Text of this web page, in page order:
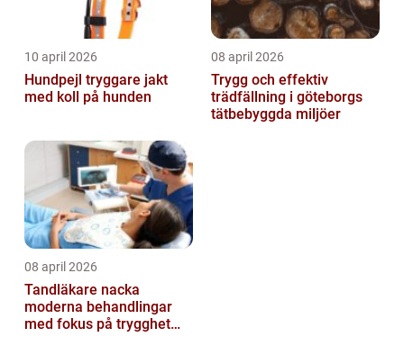
10 april 2026
Hundpejl tryggare jakt
med koll på hunden
08 april 2026
Trygg och effektiv
trädfällning i göteborgs
tätbebyggda miljöer
08 april 2026
Tandläkare nacka
moderna behandlingar
med fokus på trygghet